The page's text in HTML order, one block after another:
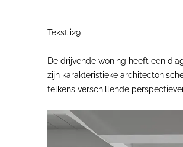
Tekst i29
De drijvende woning heeft een
zijn karakteristieke
telkens verschillende